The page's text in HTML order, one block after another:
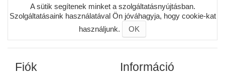
A sütik segítenek minket a szolgáltatásnyújtásban.
Szolgáltatásaink használatával Ön jóváhagyja, hogy cookie-kat
használjunk.
OK
Fiók Információ